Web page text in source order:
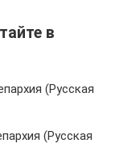
в
(Русская
(Русская